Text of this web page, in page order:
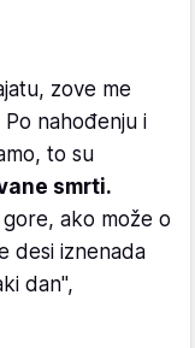
zove me
Po nahođenju i
to su
smrti.
gore, ako može o
desi iznenada
dan",